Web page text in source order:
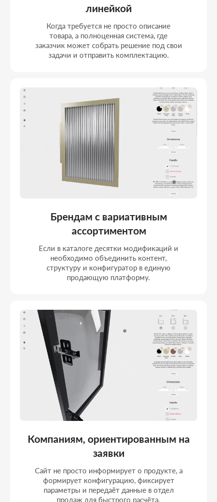
Портфолио
Сайты с 3D-конфигураторами для B2B. Рабочие
решения с продуманной логикой и реальными
результатами.